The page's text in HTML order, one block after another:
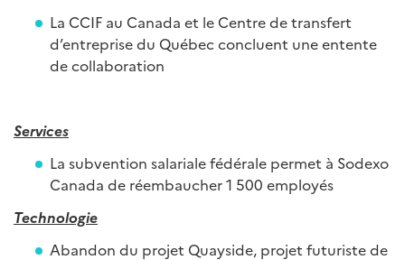
La CCIF au Canada et le Centre de transfert
d’entreprise du Québec concluent une entente
de collaboration
Services
La subvention salariale fédérale permet à Sodexo
Canada de réembaucher 1 500 employés
Technologie
Abandon du projet Quayside, projet futuriste de